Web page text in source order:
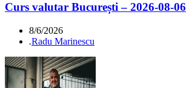
Curs valutar București – 2026-08-06
8/6/2026
.Radu Marinescu